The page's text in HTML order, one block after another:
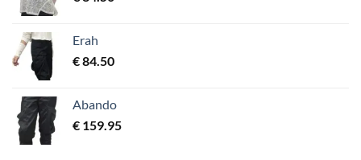
Erah
€84.50
Abando
€ 159.95